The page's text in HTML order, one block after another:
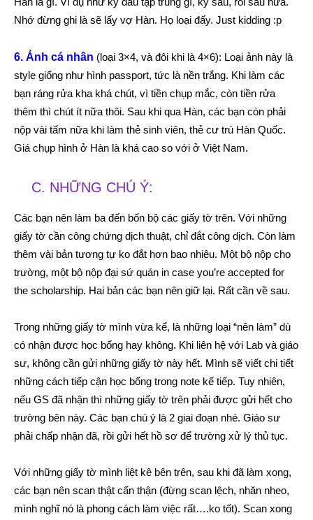
Nhớ đừng ghi là sẽ lấy vợ Hàn. Họ loại đấy. Just kidding :p
6. Ảnh cá nhân (loại 3×4, và đôi khi là 4×6): Loại ảnh này là
style giống như hình passport, tức là nền trắng. Khi làm các
bạn ráng rửa kha khá chút, vì tiền chụp mắc, còn tiền rửa
thêm thì chút ít nữa thôi. Sau khi qua Hàn, các bạn còn phải
nộp vài tấm nữa khi làm thẻ sinh viên, thẻ cư trú Hàn Quốc.
Giá chụp hình ở Hàn là khá cao so với ở Việt Nam.
C. NHỮNG CHÚ Ý:
Các bạn nên làm ba đến bốn bộ các giấy tờ trên. Với những
giấy tờ cần công chứng dịch thuật, chỉ đắt công dịch. Còn làm
thêm vài bản tương tự ko đắt hơn bao nhiêu. Một bộ nộp cho
trường, một bộ nộp đại sứ quán in case you’re accepted for
the scholarship. Hai bản các bạn nên giữ lại. Rất cần về sau.
Trong những giấy tờ mình vừa kể, là những loại “nên làm” dù
có nhận được học bổng hay không. Khi liên hệ với Lab và giáo
sư, không cần gửi những giấy tờ này hết. Mình sẽ viết chi tiết
những cách tiếp cận học bổng trong note kế tiếp. Tuy nhiên,
nếu GS đã nhận thì những giấy tờ trên phải được gửi hết cho
trường bên này. Các bạn chú ý là 2 giai đoạn nhé. Giáo sư
phải chấp nhận đã, rồi gửi hết hồ sơ để trường xử lý thủ tục.
Với những giấy tờ mình liệt kê bên trên, sau khi đã làm xong,
các bạn nên scan thật cẩn thận (đừng scan lệch, nhăn nheo,
mình nghĩ nó là phong cách làm việc rất….ko tốt). Scan xong